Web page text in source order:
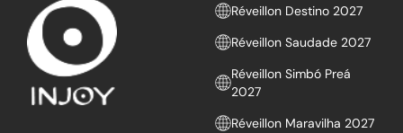
Réveillon Destino 2027
Réveillon Saudade 2027
Réveillon Simbó Preá
2027
Réveillon Maravilha 2027